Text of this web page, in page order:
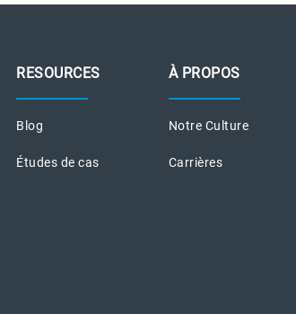
RESOURCES
Blog
Études de cas
À PROPOS
Notre Culture
Carrières